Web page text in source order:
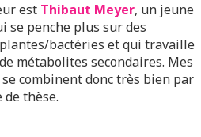
est Thibaut Meyer, un jeune
se penche plus sur des
bactéries et qui travaille
métabolites secondaires. Mes
combinent donc très bien par
thèse.